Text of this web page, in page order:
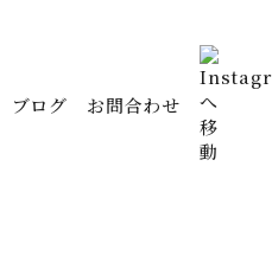
ブログ お問合わせ